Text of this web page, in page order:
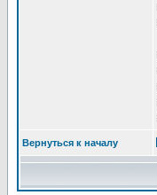
Вернуться к началу